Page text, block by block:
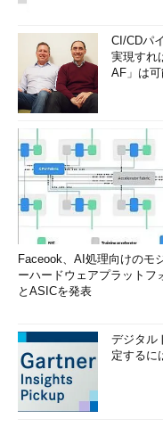
CI/CDパ
実現すれ
AF」は
Faceook、AI処理向けのモ
ーハードウェアプラットフ
とASICを発表
デジタル
定するに